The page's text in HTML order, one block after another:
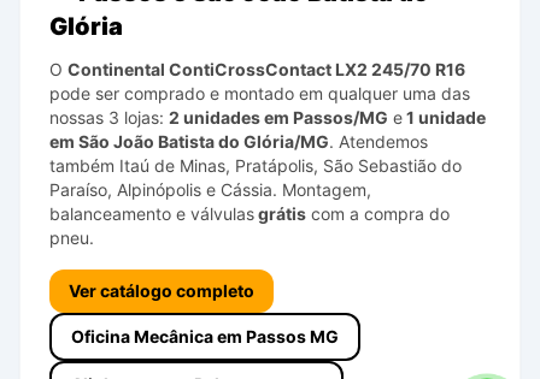
Glória
O Continental ContiCrossContact LX2 245/70 R16
pode ser comprado e montado em qualquer uma das
nossas 3 lojas: 2 unidades em Passos/MG e1 unidade
em São João Batista do Glória/MG. Atendemos
também Itaú de Minas, Pratápolis, São Sebastião do
Paraíso, Alpinópolis e Cássia. Montagem,
balanceamento e válvulasgrátis com a compra do
pneu.
Ver catálogo completo
Oficina Mecânica em Passos MG